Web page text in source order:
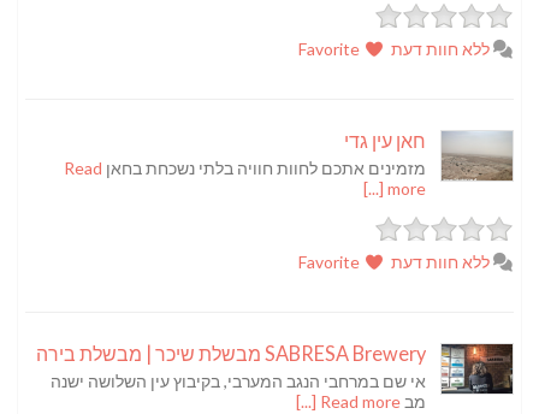
ללא חוות דעת
חאן עין גדי
מזמינים אתכם לחוות חוויה בלתי נשכחת בחאן Read
more [...]
ללא חוות דעת
SABRESA Brewery מבשלת שיכר | מבשלת בירה
אי שם במרחבי הנגב המערבי, בקיבוץ עין השלושה ישנה
מבRead more [...]